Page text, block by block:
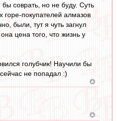
соврать, но не буду. Суть
горе-покупателей алмазов
были, тут я чуть загнул
цена того, что жизнь у
голубчик! Научили бы
не попадал :)